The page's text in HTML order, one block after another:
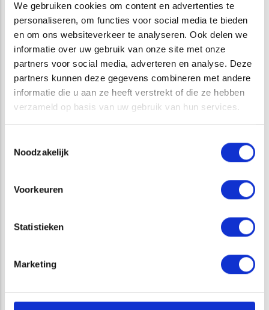
We gebruiken cookies om content en advertenties te
personaliseren, om functies voor social media te bieden
en om ons websiteverkeer te analyseren. Ook delen we
informatie over uw gebruik van onze site met onze
partners voor social media, adverteren en analyse. Deze
partners kunnen deze gegevens combineren met andere
informatie die u aan ze heeft verstrekt of die ze hebben
verzameld op basis van uw gebruik van hun services.
Noodzakelijk
Voorkeuren
Statistieken
Marketing
CATEGORIE
VEILIGHEID